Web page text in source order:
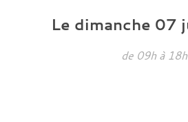
Le dimanche 07
de 09h à 18h